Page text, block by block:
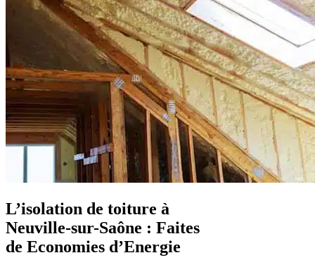
L’isolation de toiture à
Neuville-sur-Saône : Faites
de Economies d’Energie